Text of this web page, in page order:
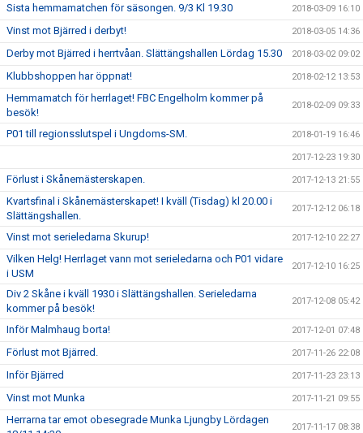
Sista hemmamatchen för säsongen. 9/3 Kl 19.30 2018-03-09 16:10
Vinst mot Bjärred i derbyt! 2018-03-05 14:36
Derby mot Bjärred i herrtvåan. Slättängshallen Lördag 15.30 2018-03-02 09:02
Klubbshoppen har öppnat! 2018-02-12 13:53
Hemmamatch för herrlaget! FBC Engelholm kommer på
besök!
2018-02-09 09:33
P01 till regionsslutspel i Ungdoms-SM. 2018-01-19 16:46
2017-12-23 19:30
Förlust i Skånemästerskapen. 2017-12-13 21:55
Kvartsfinal i Skånemästerskapet! I kväll (Tisdag) kl 20.00 i
Slättängshallen.
2017-12-12 06:18
Vinst mot serieledarna Skurup! 2017-12-10 22:27
Vilken Helg! Herrlaget vann mot serieledarna och P01 vidare
i USM
2017-12-10 16:25
Div 2 Skåne i kväll 1930 i Slättängshallen. Serieledarna
kommer på besök!
2017-12-08 05:42
Inför Malmhaug borta! 2017-12-01 07:48
Förlust mot Bjärred. 2017-11-26 22:08
Inför Bjärred 2017-11-23 23:13
Vinst mot Munka 2017-11-21 09:55
Herrarna tar emot obesegrade Munka Ljungby Lördagen
2017-11-17 08:38